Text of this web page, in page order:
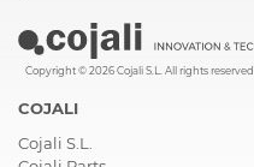
Copyright © 2026 Cojali S.L. All rights reserved
COJALI
Cojali S.L.